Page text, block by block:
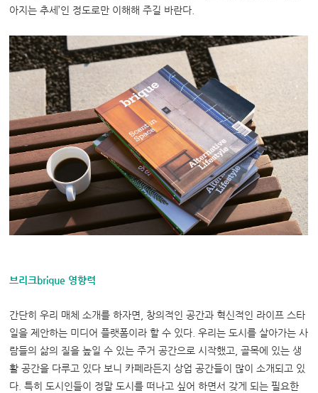
아지는 추세’인 정도로만 이해해 주길 바란다
브리크brique 영향력
간단히 우리 매체 소개를 하자면
창의적인 공간과 혁신적인 라이프 스타
일을 제안하는 미디어 플랫폼이라 할 수 있다 .우리는 도시를 살아가는 사
람들의 삶의 질을 높일 수 있는 주거 공간으로 시작했고
,골목에 있는 생
활 공간을 다루고 있다 보니 카페라든지 상업 공간들이 많이 소개되고 있
다 .특히 도시인들이 정말 도시를 떠나고 싶어 하면서 갖게 되는 필요한